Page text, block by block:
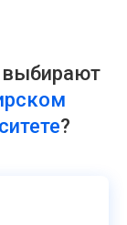
выбирают
?